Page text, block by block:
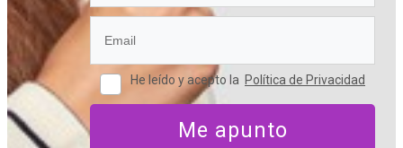
He leído y acepto la Política de Privacidad
Me apunto